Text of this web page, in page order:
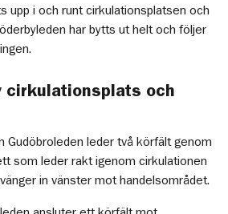
upp i och runt cirkulationsplatsen och
har bytts ut helt och följer
cirkulationsplats och
Gudöbroleden leder två körfält genom
som leder rakt igenom cirkulationen
in vänster mot handelsområdet.